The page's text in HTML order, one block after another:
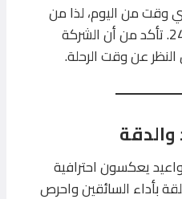
وقت من اليوم، لذا من
المهم اختيار خدمة تعمل 24/7. تأكد من أن الشركة
عن وقت الرحلة.
يعكسون احترافية
بأداء السائقين واحرص